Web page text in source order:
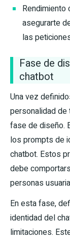
Rendimiento
asegurarte
las
Fase de
chatbot
Una vez
personalidad de
fase de diseño.
los prompts de
chatbot. Estos
debe
personas
En esta fase,
identidad del
limitaciones.